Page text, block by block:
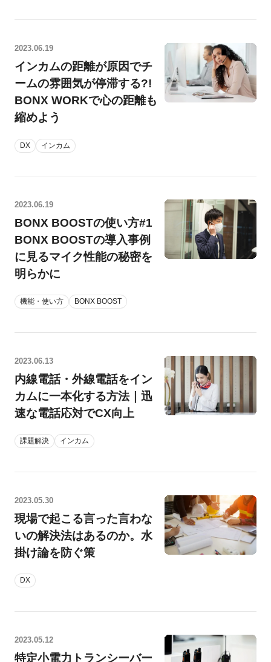
2023.06.19
インカムの距離が原因でチ
ームの雰囲気が停滞する?!
BONX WORKで心の距離も
縮めよう
DX インカム
2023.06.19
BONX BOOSTの使い方#1
BONX BOOSTの導入事例
に見るマイク性能の秘密を
明らかに
機能・使い方 BONX BOOST
2023.06.13
内線電話・外線電話をイン
カムに一本化する方法｜迅
速な電話応対でCX向上
課題解決 インカム
2023.05.30
現場で起こる言った言わな
いの解決法はあるのか。水
掛け論を防ぐ策
DX
2023.05.12
特定小電力トランシーバー